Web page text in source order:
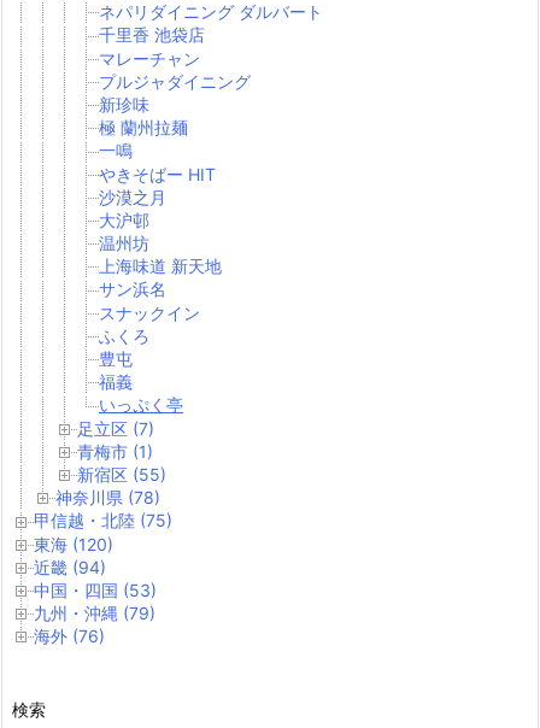
ネパリダイニング ダルバート
千里香 池袋店
マレーチャン
プルジャダイニング
新珍味
極 蘭州拉麺
一鳴
やきそばー HIT
沙漠之月
大沪邨
温州坊
上海味道 新天地
サン浜名
スナックイン
ふくろ
豊屯
福義
いっぷく亭
足立区 (7)
青梅市 (1)
新宿区 (55)
神奈川県 (78)
甲信越・北陸 (75)
東海 (120)
近畿 (94)
中国・四国 (53)
九州・沖縄 (79)
海外 (76)
検索